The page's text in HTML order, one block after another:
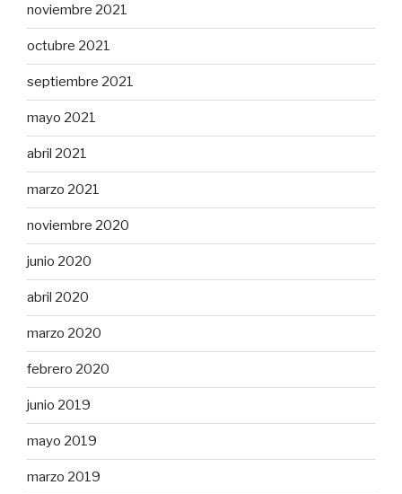
noviembre 2021
octubre 2021
septiembre 2021
mayo 2021
abril 2021
marzo 2021
noviembre 2020
junio 2020
abril 2020
marzo 2020
febrero 2020
junio 2019
mayo 2019
marzo 2019